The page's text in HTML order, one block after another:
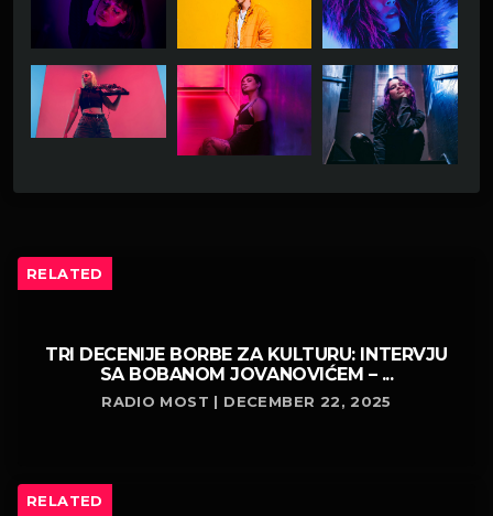
RELATED
TRI DECENIJE BORBE ZA KULTURU: INTERVJU
SA BOBANOM JOVANOVIĆEM – ...
RADIO MOST | DECEMBER 22, 2025
RELATED